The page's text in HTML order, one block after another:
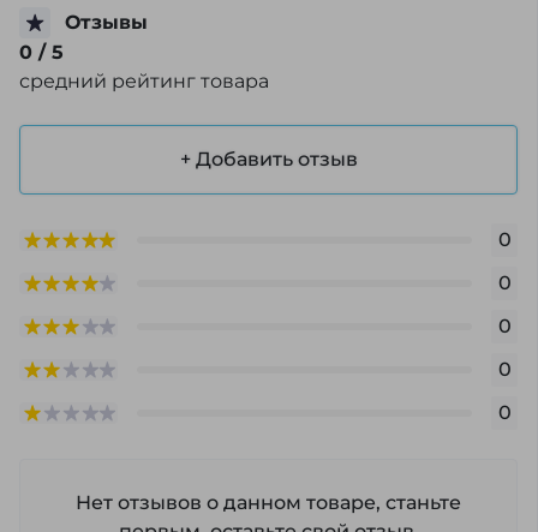
Отзывы
0 / 5
средний рейтинг товара
+ Добавить отзыв
0
0
0
0
0
Нет отзывов о данном товаре, станьте